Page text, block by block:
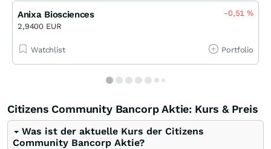
Anixa Biosciences
2,9400 EUR
-0,51%
Watchlist Portfolio
Citizens Community Bancorp Aktie: Kurs & Preis
Was ist der aktuelle Kurs der Citizens
Community Bancorp Aktie?